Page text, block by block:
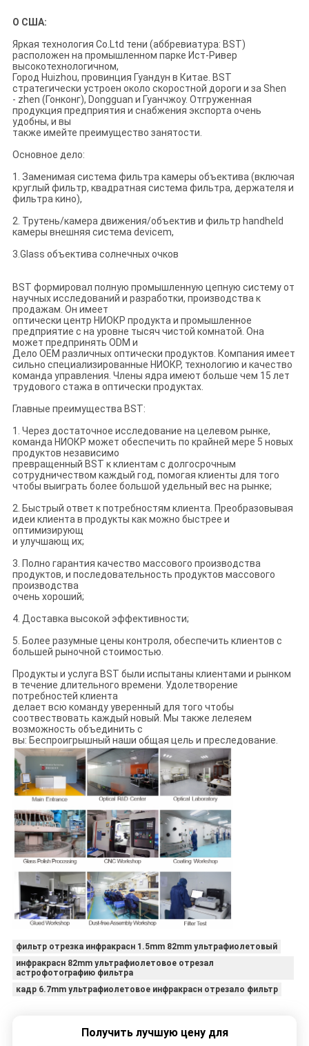
О США:
Яркая технология Co.Ltd тени (аббревиатура: BST)
расположен на промышленном парке Ист-Ривер
высокотехнологичном,
Город Huizhou, провинция Гуандун в Китае. BST
стратегически устроен около скоростной дороги и за Shen
- zhen (Гонконг), Dongguan и Гуанчжоу. Отгруженная
продукция предприятия и снабжения экспорта очень
удобны, и вы
также имейте преимущество занятости.
Основное дело:
1. Заменимая система фильтра камеры объектива (включая
круглый фильтр, квадратная система фильтра, держателя и
фильтра кино),
2. Трутень/камера движения/объектив и фильтр handheld
камеры внешняя система devicem,
3.Glass объектива солнечных очков
BST формировал полную промышленную цепную систему от
научных исследований и разработки, производства к
продажам. Он имеет
оптически центр НИОКР продукта и промышленное
предприятие с на уровне тысяч чистой комнатой. Она
может предпринять ODM и
Дело OEM различных оптически продуктов. Компания имеет
сильно специализированные НИОКР, технологию и качество
команда управления. Члены ядра имеют больше чем 15 лет
трудового стажа в оптически продуктах.
Главные преимущества BST:
1. Через достаточное исследование на целевом рынке,
команда НИОКР может обеспечить по крайней мере 5 новых
продуктов независимо
превращенный BST к клиентам с долгосрочным
сотрудничеством каждый год, помогая клиенты для того
чтобы выиграть более большой удельный вес на рынке;
2. Быстрый ответ к потребностям клиента. Преобразовывая
идеи клиента в продукты как можно быстрее и
оптимизирующ
и улучшающ их;
3. Полно гарантия качество массового производства
продуктов, и последовательность продуктов массового
производства
очень хороший;
4. Доставка высокой эффективности;
5. Более разумные цены контроля, обеспечить клиентов с
большей рыночной стоимостью.
Продукты и услуга BST были испытаны клиентами и рынком
в течение длительного времени. Удолетворение
потребностей клиента
делает всю команду уверенный для того чтобы
соотвествовать каждый новый. Мы также лелеяем
возможность объединить с
вы: Беспроигрышный наши общая цель и преследование.
фильтр отрезка инфракрасн 1.5mm 82mm ультрафиолетовый
инфракрасн 82mm ультрафиолетовое отрезал
астрофотографию фильтра
кадр 6.7mm ультрафиолетовое инфракрасн отрезало фильтр
Получить лучшую цену для